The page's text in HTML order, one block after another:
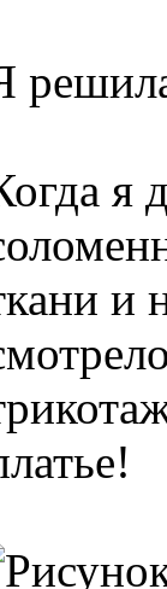
я
и